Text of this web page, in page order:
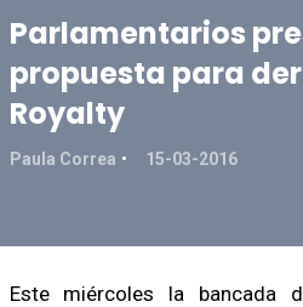
Parlamentarios
propuesta para
Royalty
Paula Correa 15-03-2016
Este miércoles la bancada